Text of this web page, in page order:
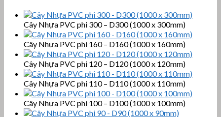
Cây Nhựa PVC phi 300 – D300 (1000 x 300mm)
Cây Nhựa PVC phi 160 – D160 (1000 x 160mm)
Cây Nhựa PVC phi 120 – D120 (1000 x 120mm)
Cây Nhựa PVC phi 110 – D110 (1000 x 110mm)
Cây Nhựa PVC phi 100 – D100 (1000 x 100mm)